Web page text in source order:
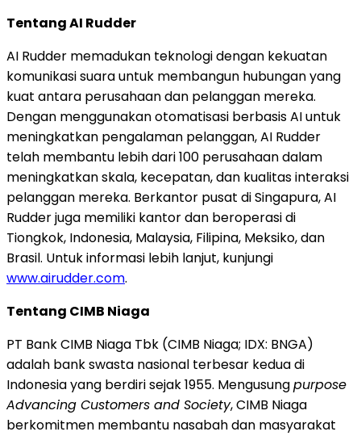
Tentang AI Rudder
AI Rudder memadukan teknologi dengan kekuatan
komunikasi suara untuk membangun hubungan yang
kuat antara perusahaan dan pelanggan mereka.
Dengan menggunakan otomatisasi berbasis AI untuk
meningkatkan pengalaman pelanggan, AI Rudder
telah membantu lebih dari 100 perusahaan dalam
meningkatkan skala, kecepatan, dan kualitas interaksi
pelanggan mereka. Berkantor pusat di Singapura, AI
Rudder juga memiliki kantor dan beroperasi di
Tiongkok, Indonesia, Malaysia, Filipina, Meksiko, dan
Brasil. Untuk informasi lebih lanjut, kunjungi
www.airudder.com.
Tentang CIMB Niaga
PT Bank CIMB Niaga Tbk (CIMB Niaga; IDX: BNGA)
adalah bank swasta nasional terbesar kedua di
Indonesia yang berdiri sejak 1955. Mengusungpurpose
Advancing Customers and Society, CIMB Niaga
berkomitmen membantu nasabah dan masyarakat